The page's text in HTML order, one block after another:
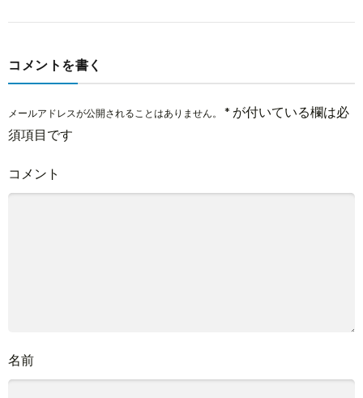
コメントを書く
メールアドレスが公開されることはありません。 * が付いている欄は必
須項目です
コメント
名前